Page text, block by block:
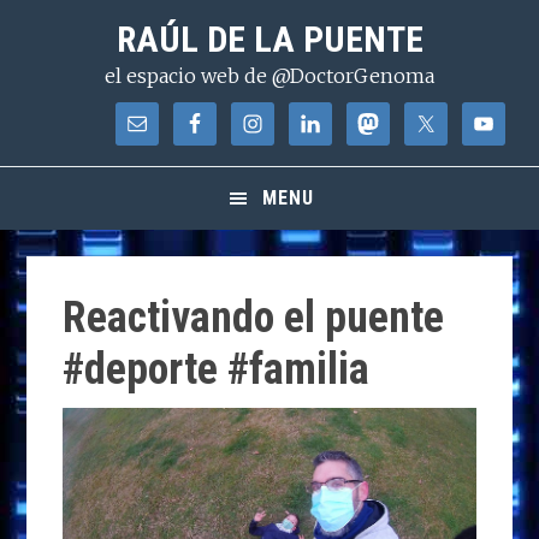
contenido
RAÚL DE LA PUENTE
el espacio web de @DoctorGenoma
MENU
Reactivando el puente
#deporte #familia